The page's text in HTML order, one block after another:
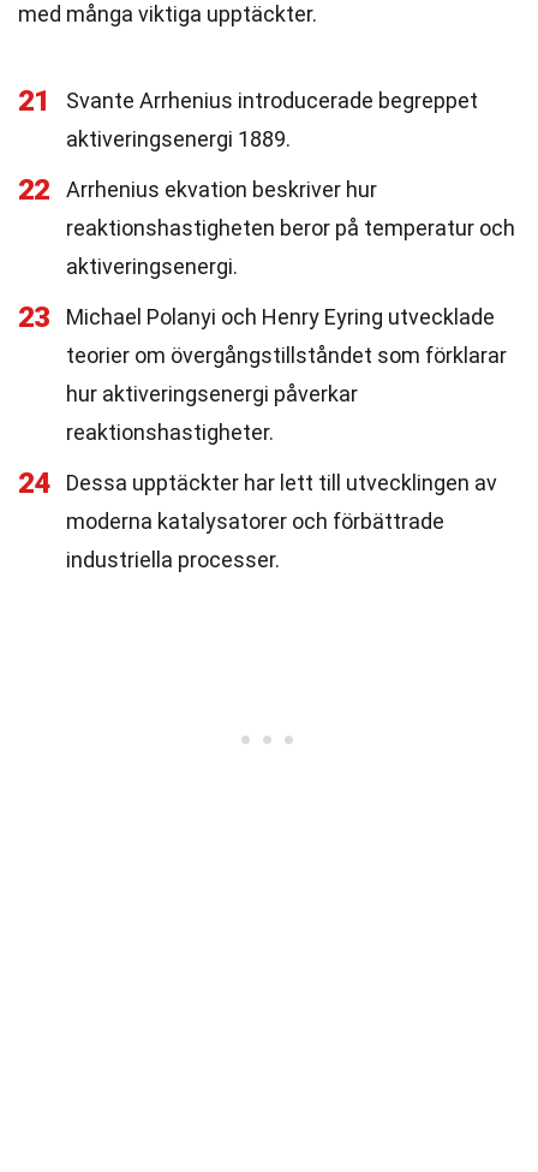
med många viktiga upptäckter.
21
Svante Arrhenius introducerade begreppet
aktiveringsenergi 1889.
22
Arrhenius ekvation beskriver hur
reaktionshastigheten beror på temperatur och
aktiveringsenergi.
23
Michael Polanyi och Henry Eyring utvecklade
teorier om övergångstillståndet som förklarar
hur aktiveringsenergi påverkar
reaktionshastigheter.
24
Dessa upptäckter har lett till utvecklingen av
moderna katalysatorer och förbättrade
industriella processer.